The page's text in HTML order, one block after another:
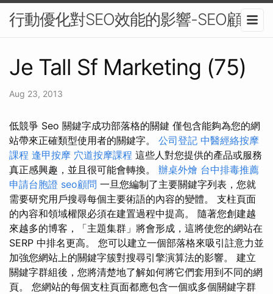
行動優化對SEO效能的影響-SEO顧問
Je Tall Sf Marketing (75)
Aug 23, 2013
低競爭 Seo 關鍵字成功部落格的關鍵 僅包含能夠為您的網
站帶來正確類型使用者的關鍵字。 公司登記 中醫經絡按摩
課程 逢甲按摩 穴道按摩課程 這些人對您提供的產品或服務
真正感興趣，並且很可能會轉換。 辦桌外燴 台中排毒推薦
申請台胞證 seo顧問 一旦您編制了主要關鍵字列表，您就
需要研究用戶搜尋每個主要術語的內容的變體。 支柱頁面
的內容和領域權限必須在建置過程中提高。 隨著您創建越
來越多的博客，「主題集群」將會形成，這將使您的網站在
SERP 中排名更高。 您可以建立一個部落格來吸引註意力並
加強您網站上的關鍵字簇對搜尋引擎演算法的影響。 建立
關鍵字群組後，您將清楚地了解如何將它們套用到不同的網
頁。 您網站的每個支柱頁面都應包含一個或多個關鍵字群